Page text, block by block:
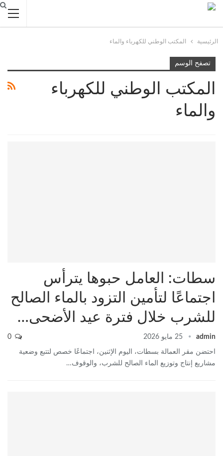
الرئيسية المكتب الوطني للكهرباء والماء
تصفح الوسم
المكتب الوطني للكهرباء
والماء
سطات: العامل حبوها يترأس
اجتماعًا لتأمين التزود بالماء الصالح
للشرب خلال فترة عيد الأضحى…
admin 25 مايو 2026
احتضن مقر العمالة بسطات، اليوم الإثنين، اجتماعًا خصص لتتبع وضعية
مشاريع إنتاج وتوزيع الماء الصالح للشرب، والوقوف…